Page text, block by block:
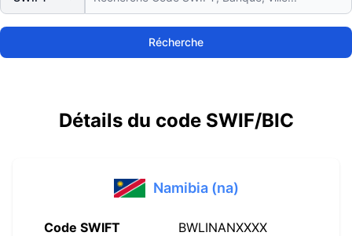
Récherche
Détails du code SWIF/BIC
Namibia (na)
Code SWIFT BWLINANXXXX